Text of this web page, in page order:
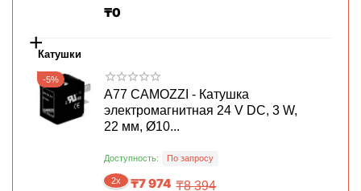
₸0
+Катушки
-5%
A77 CAMOZZI - Катушка
электромагнитная 24 V DC, 3 W,
22 мм, Ø10...
Доступность: По запросу
2x ₸7 974 ₸8 394